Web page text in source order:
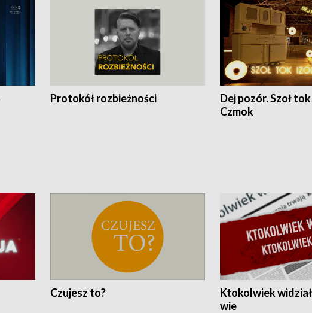
Protokół rozbieżności
Dej pozór. Szoł
Czmok
Czujesz to?
Ktokolwiek
wie